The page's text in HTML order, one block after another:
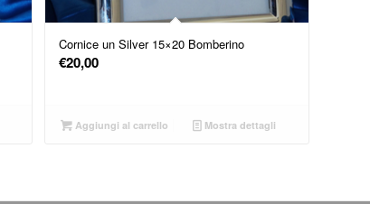
Cornice un Silver 15×20 Bomberino
€20,00
Aggiungi al carrello Mostra dettagli